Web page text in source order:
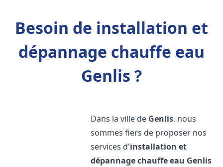
Besoin de installation et
dépannage chauffe eau
Genlis ?
Dans la ville de Genlis, nous
sommes fiers de proposer nos
services d'installation et
dépannage chauffe eau Genlis